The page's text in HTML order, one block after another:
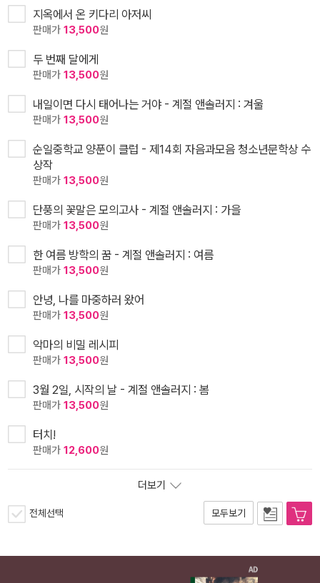
지옥에서 온 키다리 아저씨
판매가 13,500원
두 번째 달에게
판매가 13,500원
내일이면 다시 태어나는 거야 - 계절 앤솔러지 : 겨울
판매가 13,500원
순일중학교 양푼이 클럽 - 제14회 자음과모음 청소년문학상 수
상작
판매가 13,500원
단풍의 꽃말은 모의고사 - 계절 앤솔러지 : 가을
판매가 13,500원
한 여름 방학의 꿈 - 계절 앤솔러지 : 여름
판매가 13,500원
안녕, 나를 마중하러 왔어
판매가 13,500원
악마의 비밀 레시피
판매가 13,500원
3월 2일, 시작의 날 - 계절 앤솔러지 : 봄
판매가 13,500원
터치!
판매가 12,600원
더보기
전체선택 모두보기